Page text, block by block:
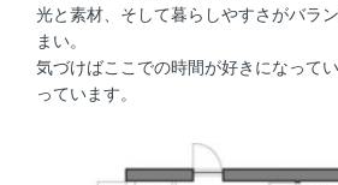
光と素材、そして暮らしやすさがバラ
まい。
気づけばここでの時間が好きになって
っています。